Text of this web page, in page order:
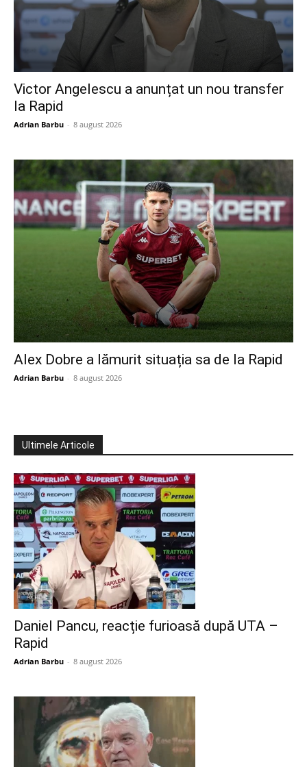
Victor Angelescu a anunțat un nou transfer
la Rapid
Adrian Barbu - 8 august 2026
Alex Dobre a lămurit situația sa de la Rapid
Adrian Barbu - 8 august 2026
Ultimele Articole
Daniel Pancu, reacție furioasă după UTA –
Rapid
Adrian Barbu - 8 august 2026